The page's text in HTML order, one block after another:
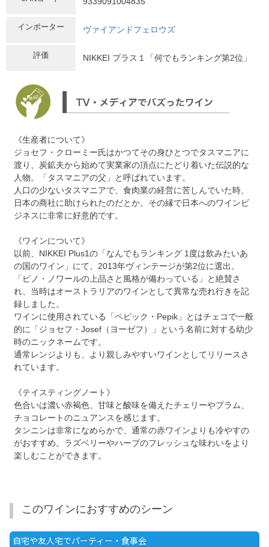
インポーター ヴァイアンドフェロウズ
評価 NIKKEI プラス１「何でもランキング第2位」
《生産者について》
ジョセフ・クローミー氏はかつてその身ひとつでタスマニアに
渡り、炭鉱夫から始めて実業家の頂点にたどり着いた伝説的な
人物。「タスマニアの父」と呼ばれています。
人口の少ないタスマニアで、食肉業の経営に苦しんでいた時、
日本の商社に助けられたのだとか。その縁で日本へのワインビ
ジネスに非常に好意的です。
《ワインについて》
以前、NIKKEI Plus1の「なんでもランキング 1度は飲みたいあ
の国のワイン」にて、2013年ヴィンテージが第2位に選出。
「ピノ・ノワールの上品さと風格が備わっている」と絶賛さ
れ、当時はオーストラリアのワインとして異常な売れ行きを記
録しました。
ワインに使用されている「ペピック・Pepik」とはチェコで一般
的に「ジョセフ・Josef（ヨーゼフ）」という名前に対する幼少
時のニックネームです。
通常レンジよりも、より親しみやすいワインとしてリリースさ
れています。
《テイスティングノート》
色合いは濃い赤褐色、甘味と酸味を備えたチェリーやプラム、
チョコレートのニュアンスを感じます。
タンニンは非常になめらかで、通常の赤ワインよりも冷やすの
がおすすめ。ラズベリーやハーブのフレッシュな味わいをより
楽しむことができます。
このワインにおすすめのシーン
自宅や友人宅でパーティー・食事会